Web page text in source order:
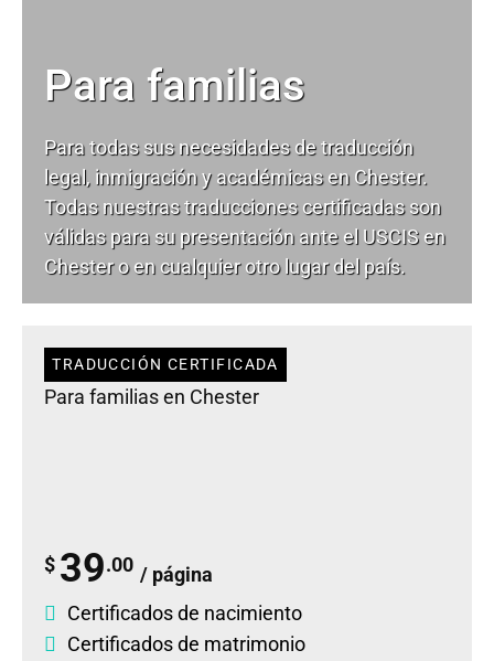
Para familias
Para todas sus necesidades detraducción
legal, inmigración y académicas en Chester.
Todas nuestras traducciones certificadas son
válidas para su presentación ante el USCIS en
Chester o en cualquier otro lugar del país.
TRADUCCIÓN CERTIFICADA
Para familias en Chester
$ 39.00 / página
Certificados de nacimiento
Certificados de matrimonio